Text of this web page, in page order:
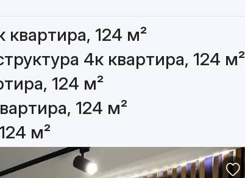
124 м²
4к квартира, 124 м²
124 м²
124 м²
м²